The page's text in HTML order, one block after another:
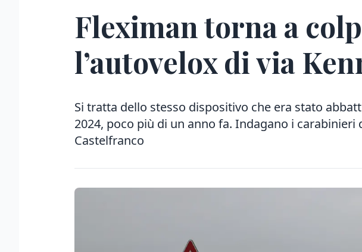
Fleximan torna a
l’autovelox di via
Si tratta dello stesso dispositivo che era stato
2024, poco più di un anno fa. Indagano i carabinieri
Castelfranco